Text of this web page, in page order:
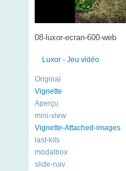
08-luxor-ecran-600-web
Luxor - Jeu vidéo
Original
Vignette
Aperçu
mini-view
Vignette-Attached-images
last-kits
modalbox
slide-nav